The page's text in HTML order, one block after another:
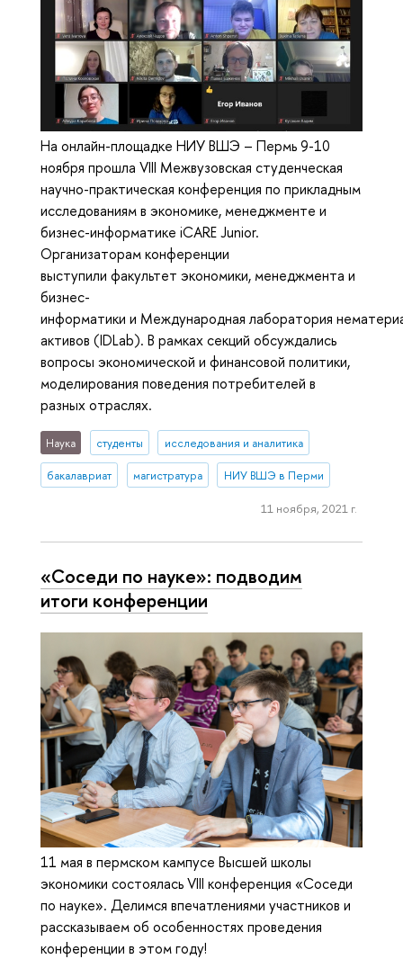
На онлайн-площадке НИУ ВШЭ – Пермь 9-10
ноября прошла VIII Межвузовская студенческая
научно-практическая конференция по прикладным
исследованиям в экономике, менеджменте и
бизнес-информатике iCARE Junior.
Организаторам конференции
выступили факультет экономики, менеджмента и
бизнес-
информатики и Международная лаборатория
активов (IDLab). В рамках секций обсуждались
вопросы экономической и финансовой политики,
моделирования поведения потребителей в
разных отраслях.
Наука студенты исследования и аналитика
бакалавриат магистратура НИУ ВШЭ в Перми
11 ноября, 2021 г.
«Соседи по науке»: подводим
итоги конференции
11 мая в пермском кампусе Высшей школы
экономики состоялась VIII конференция «Соседи
по науке». Делимся впечатлениями участников и
рассказываем об особенностях проведения
конференции в этом году!